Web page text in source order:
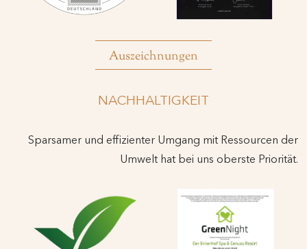
Auszeichnungen
NACHHALTIGKEIT
Sparsamer und effizienter Umgang mit Ressourcen der
Umwelt hat bei uns oberste Priorität.